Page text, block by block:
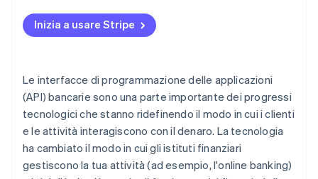
Accesso più ampio ai dati
Automazione e IA
Inizia a usare Stripe
Le interfacce di programmazione delle applicazioni
(API) bancarie sono una parte importante dei progressi
tecnologici che stanno ridefinendo il modo in cui i clienti
e le attività interagiscono con il denaro. La tecnologia
ha cambiato il modo in cui gli istituti finanziari
gestiscono la tua attività (ad esempio, l'online banking)